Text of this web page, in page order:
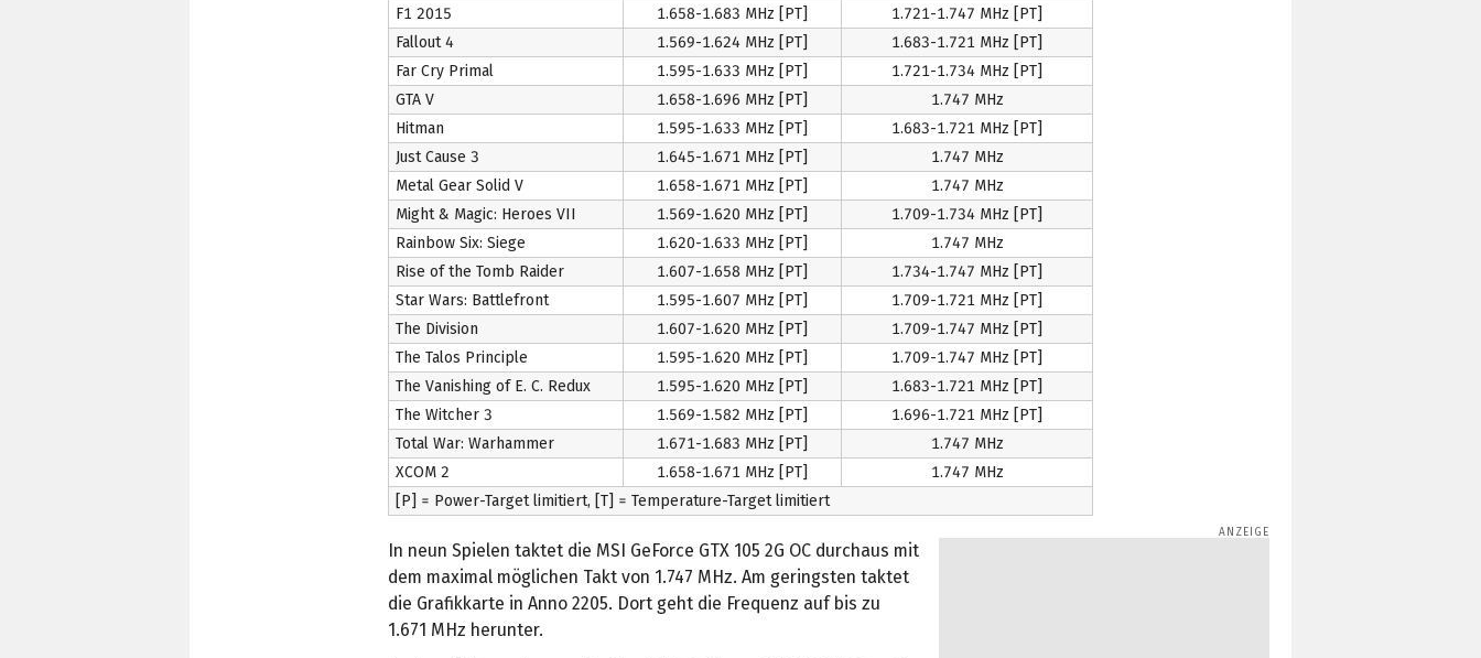
F1 2015
1.658-1.683 MHz [PT]
1.721-1.747 MHz [PT]
Fallout 4
1.569-1.624 MHz [PT]
1.683-1.721 MHz [PT]
Far Cry Primal
1.595-1.633 MHz [PT]
1.721-1.734 MHz [PT]
GTA V
1.658-1.696 MHz [PT]
1.747 MHz
Hitman
1.595-1.633 MHz [PT]
1.683-1.721 MHz [PT]
Just Cause 3
1.645-1.671 MHz [PT]
1.747 MHz
Metal Gear Solid V
1.658-1.671 MHz [PT]
1.747 MHz
Might & Magic: Heroes VII
1.569-1.620 MHz [PT]
1.709-1.734 MHz [PT]
Rainbow Six: Siege
1.620-1.633 MHz [PT]
1.747 MHz
Rise of the Tomb Raider
1.607-1.658 MHz [PT]
1.734-1.747 MHz [PT]
Star Wars: Battlefront
1.595-1.607 MHz [PT]
1.709-1.721 MHz [PT]
The Division
1.607-1.620 MHz [PT]
1.709-1.747 MHz [PT]
The Talos Principle
1.595-1.620 MHz [PT]
1.709-1.747 MHz [PT]
The Vanishing of E. C. Redux
1.595-1.620 MHz [PT]
1.683-1.721 MHz [PT]
The Witcher 3
1.569-1.582 MHz [PT]
1.696-1.721 MHz [PT]
Total War: Warhammer
1.671-1.683 MHz [PT]
1.747 MHz
XCOM 2
1.658-1.671 MHz [PT]
1.747 MHz
[P] = Power-Target limitiert, [T] = Temperature-Target limitiert
In neun Spielen taktet die MSI GeForce GTX 105 2G OC durchaus mit
dem maximal möglichen Takt von 1.747 MHz. Am geringsten taktet
die Grafikkarte in Anno 2205. Dort geht die Frequenz auf bis zu
1.671 MHz herunter.